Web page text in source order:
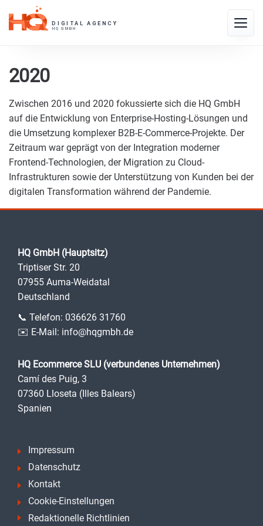
Toggle
2020
Zwischen 2016 und 2020 fokussierte sich die HQ GmbH
auf die Entwicklung von Enterprise-Hosting-Lösungen und
die Umsetzung komplexer B2B-E-Commerce-Projekte. Der
Zeitraum war geprägt von der Integration moderner
Frontend-Technologien, der Migration zu Cloud-
Infrastrukturen sowie der Unterstützung von Kunden bei der
digitalen Transformation während der Pandemie.
HQ GmbH (Hauptsitz)
Triptiser Str. 20
07955 Auma-Weidatal
Deutschland
📞 Telefon: 036626 31760
✉️ E-Mail: info@hqgmbh.de
HQ Ecommerce SLU (verbundenes Unternehmen)
Camí des Puig, 3
07360 Lloseta (Illes Balears)
Spanien
Impressum
Datenschutz
Kontakt
Cookie-Einstellungen
Redaktionelle Richtlinien